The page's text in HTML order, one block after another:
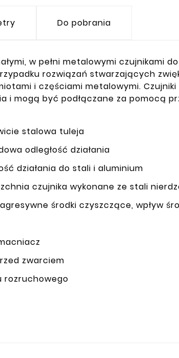
Do pobrania
w pełni metalowymi czujnikami
rozwiązań stwarzających
i częściami metalowymi.
i mogą być podłączane za pomocą
stalowa tuleja
odległość działania
działania do stali i aluminium
czujnika wykonane ze stali
środki czyszczące, wpływ
zwarciem
rozruchowego